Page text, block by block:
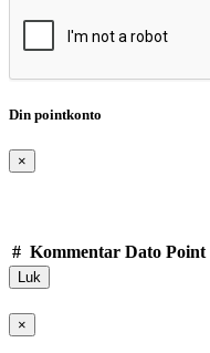
Din pointkonto
×
# Kommentar Dato Point
Luk
×